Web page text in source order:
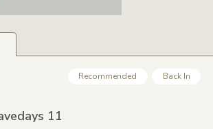
Recommended Back In
11